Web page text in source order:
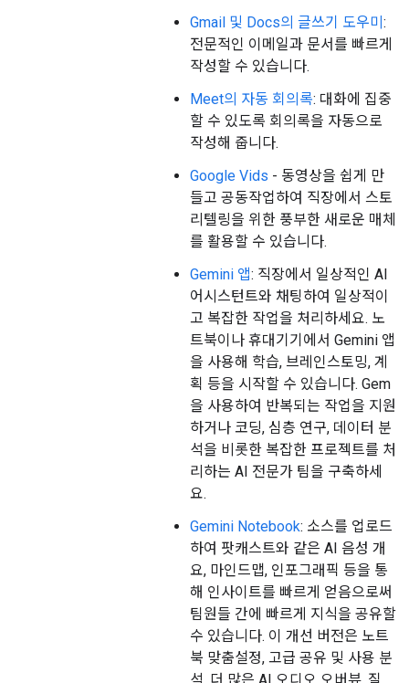
Gmail 및 Docs의 글쓰기 도우미 :
전문적인 이메일과 문서를 빠르게
작성할 수 있습니다.
Meet의 자동 회의록: 대화에 집중
할 수 있도록 회의록을 자동으로
작성해 줍니다.
Google Vids - 동영상을 쉽게 만
들고 공동작업하여 직장에서 스토
리텔링을 위한 풍부한 새로운 매체
를 활용할 수 있습니다.
Gemini 앱: 직장에서 일상적인 AI
어시스턴트와 채팅하여 일상적이
고 복잡한 작업을 처리하세요. 노
트북이나 휴대기기에서 Gemini 앱
을 사용해 학습, 브레인스토밍, 계
획 등을 시작할 수 있습니다. Gem
을 사용하여 반복되는 작업을 지원
하거나 코딩, 심층 연구, 데이터 분
석을 비롯한 복잡한 프로젝트를 처
리하는 AI 전문가 팀을 구축하세
요.
Gemini Notebook: 소스를 업로드
하여 팟캐스트와 같은 AI 음성 개
요, 마인드맵, 인포그래픽 등을 통
해 인사이트를 빠르게 얻음으로써
팀원들 간에 빠르게 지식을 공유할
수 있습니다. 이 개선 버전은 노트
북 맞춤설정, 고급 공유 및 사용 분